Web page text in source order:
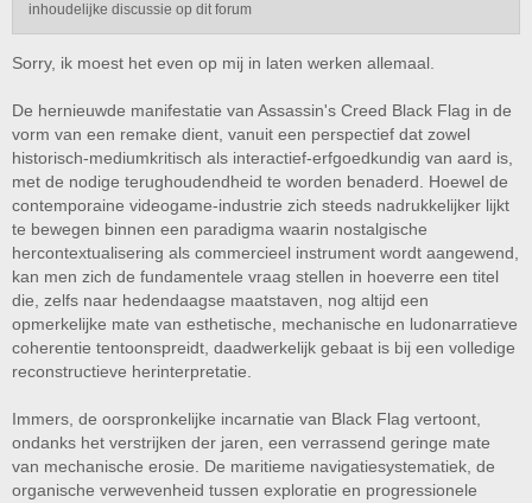
inhoudelijke discussie op dit forum
Sorry, ik moest het even op mij in laten werken allemaal.
De hernieuwde manifestatie van Assassin's Creed Black Flag in de
vorm van een remake dient, vanuit een perspectief dat zowel
historisch-mediumkritisch als interactief-erfgoedkundig van aard is,
met de nodige terughoudendheid te worden benaderd. Hoewel de
contemporaine videogame-industrie zich steeds nadrukkelijker lijkt
te bewegen binnen een paradigma waarin nostalgische
hercontextualisering als commercieel instrument wordt aangewend,
kan men zich de fundamentele vraag stellen in hoeverre een titel
die, zelfs naar hedendaagse maatstaven, nog altijd een
opmerkelijke mate van esthetische, mechanische en ludonarratieve
coherentie tentoonspreidt, daadwerkelijk gebaat is bij een volledige
reconstructieve herinterpretatie.
Immers, de oorspronkelijke incarnatie van Black Flag vertoont,
ondanks het verstrijken der jaren, een verrassend geringe mate
van mechanische erosie. De maritieme navigatiesystematiek, de
organische verwevenheid tussen exploratie en progressionele